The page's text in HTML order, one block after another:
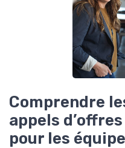
Comprendre
appels
pour les